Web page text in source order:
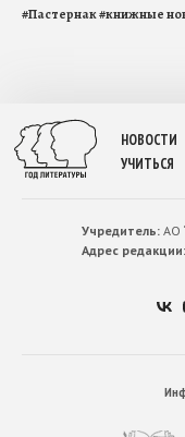
#Пастернак#книжные
НОВОСТИ
УЧИТЬСЯ
Учредитель:АО
Адрес редакции: